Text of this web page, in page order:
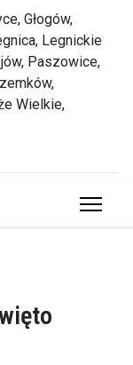
Głogów,
Legnickie
Paszowice,
Wielkie,